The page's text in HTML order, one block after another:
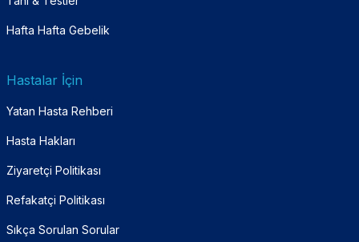
Hafta Hafta Gebelik
Hastalar İçin
Yatan Hasta Rehberi
Hasta Hakları
Ziyaretçi Politikası
Refakatçi Politikası
Sıkça Sorulan Sorular